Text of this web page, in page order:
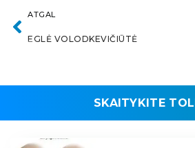
ATGAL
EGLĖ VOLODKEVIČIŪTĖ
SKAITYKITE